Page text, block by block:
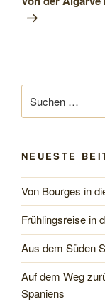
nach:
NEUESTE
Von Bourges in
Frühlingsreise in
Aus dem Süden
Auf dem Weg
Spaniens